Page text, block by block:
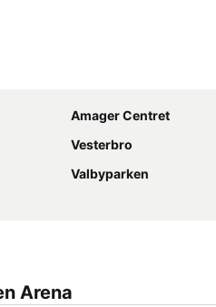
Amager Centret
Vesterbro
Valbyparken
Arena